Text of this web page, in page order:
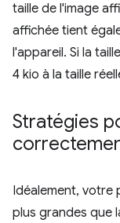
taille de l'image
affichée tient
l'appareil. Si la
4 kio à la taille
Stratégies
Idéalement, votre
plus grandes que